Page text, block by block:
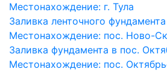
Местонахождение: г. Тула
Заливка ленточного
Местонахождение: пос. Ново-
Заливка фундамента в пос.
Местонахождение: пос.